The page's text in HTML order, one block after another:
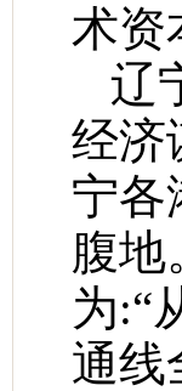
术资
辽
经济
宁各
腹地
为:“
通线